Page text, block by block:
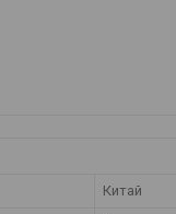
Китай